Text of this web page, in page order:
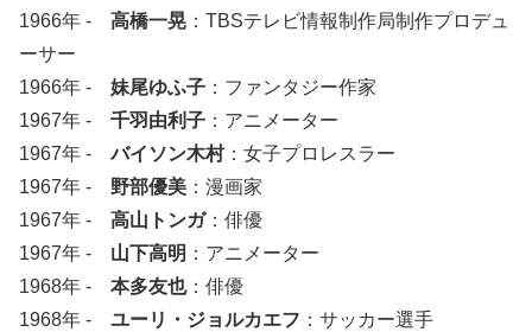
1966年 - 高橋一晃 ：TBSテレビ情報制作局制作プロデュ
ーサー
1966年 - 妹尾ゆふ子 ：ファンタジー作家
1967年 - 千羽由利子 ：アニメーター
1967年 -バイソン木村：女子プロレスラー
1967年 - 野部優美 ：漫画家
1967年 - 高山トンガ：俳優
1967年 - 山下高明 ：アニメーター
1968年 - 本多友也：俳優
1968年 - ユーリ・ジョルカエフ ：サッカー選手